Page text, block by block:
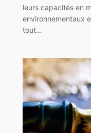
leurs capacités en
environnementaux
tout…